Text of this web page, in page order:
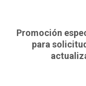
Promoción
para